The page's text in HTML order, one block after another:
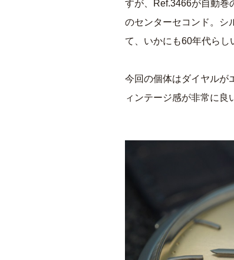
すが、Ref.3466が自動巻
のセンターセコンド。シ
て、いかにも60年代らし
今回の個体はダイヤルが
ィンテージ感が非常に良